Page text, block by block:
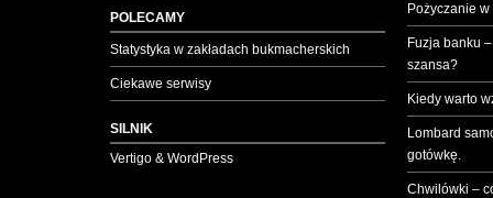
POLECAMY
Statystyka w zakładach bukmacherskich
Ciekawe serwisy
SILNIK
Vertigo & WordPress
Pożyczanie
Fuzja banku
szansa?
Kiedy warto
Lombard
gotówkę.
Chwilówki –